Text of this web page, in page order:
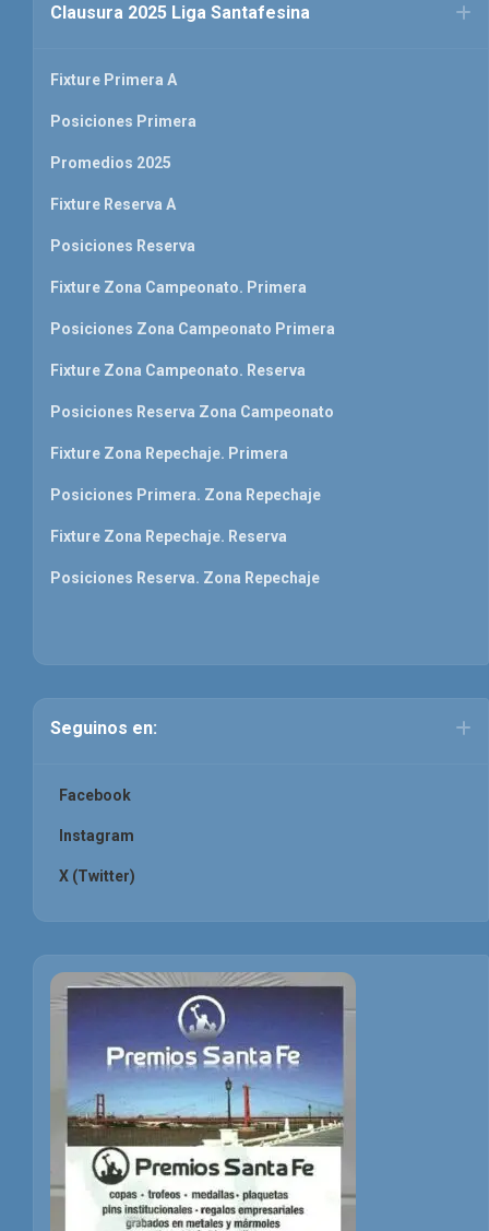
Clausura 2025 Liga Santafesina
Fixture Primera A
Posiciones Primera
Promedios 2025
Fixture Reserva A
Posiciones Reserva
Fixture Zona Campeonato. Primera
Posiciones Zona Campeonato Primera
Fixture Zona Campeonato. Reserva
Posiciones Reserva Zona Campeonato
Fixture Zona Repechaje. Primera
Posiciones Primera. Zona Repechaje
Fixture Zona Repechaje. Reserva
Posiciones Reserva. Zona Repechaje
Seguinos en:
Facebook
Instagram
X (Twitter)